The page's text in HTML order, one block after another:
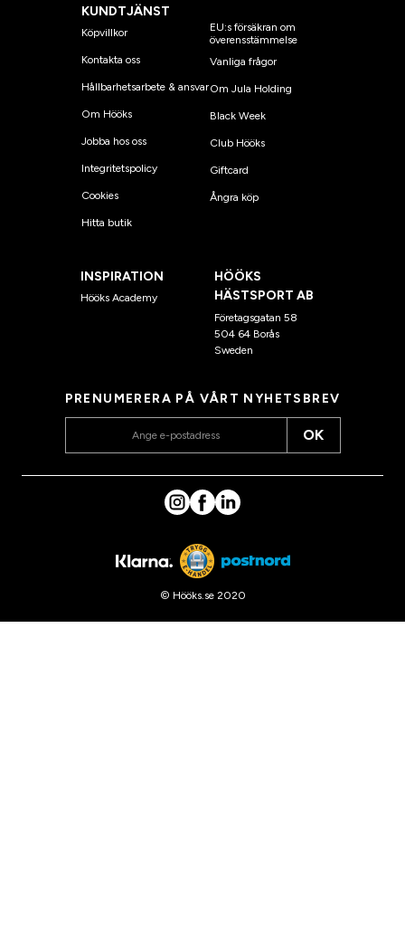
KUNDTJÄNST
Köpvillkor
Kontakta oss
Hållbarhetsarbete & ansvar
Om Hööks
Jobba hos oss
Integritetspolicy
Cookies
Hitta butik
EU:s försäkran om
överensstämmelse
Vanliga frågor
Om Jula Holding
Black Week
Club Hööks
Giftcard
Ångra köp
INSPIRATION
Hööks Academy
HÖÖKS
HÄSTSPORT AB
Företagsgatan 58
504 64 Borås
Sweden
PRENUMERERA PÅ VÅRT NYHETSBREV
OK
© Hööks.se 2020